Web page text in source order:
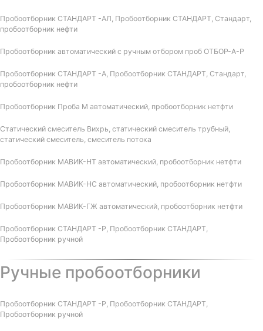
Пробоотборник СТАНДАРТ -АЛ, Пробоотборник СТАНДАРТ, Стандарт,
пробоотборник нефти
Пробоотборник автоматический с ручным отбором проб ОТБОР-А-Р
Пробоотборник СТАНДАРТ -А, Пробоотборник СТАНДАРТ, Стандарт,
пробоотборник нефти
Пробоотборник Проба М автоматический, пробоотборник нетфти
Статический смеситель Вихрь, статический смеситель трубный,
статический смеситель, смеситель потока
Пробоотборник МАВИК-НТ автоматический, пробоотборник нетфти
Пробоотборник МАВИК-НС автоматический, пробоотборник нетфти
Пробоотборник МАВИК-ГЖ автоматический, пробоотборник нетфти
Пробоотборник СТАНДАРТ -Р, Пробоотборник СТАНДАРТ,
Пробоотборник ручной
Ручные пробоотборники
Пробоотборник СТАНДАРТ -Р, Пробоотборник СТАНДАРТ,
Пробоотборник ручной